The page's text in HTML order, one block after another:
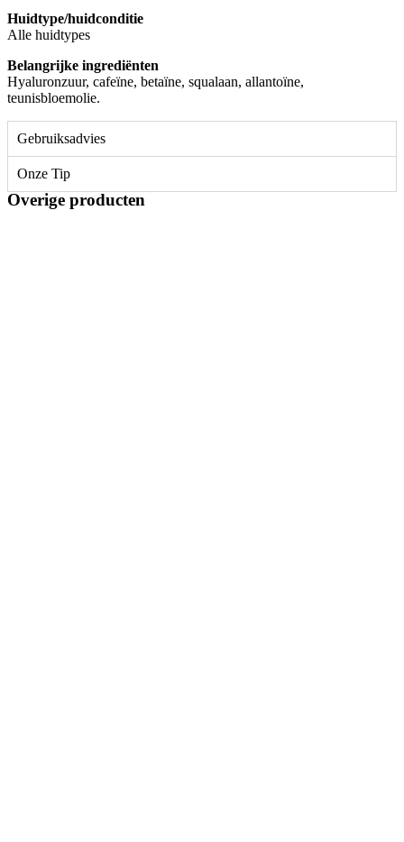
Huidtype/huidconditie
Alle huidtypes
Belangrijke ingrediënten
Hyaluronzuur, cafeïne, betaïne, squalaan, allantoïne,
teunisbloemolie.
Gebruiksadvies
Onze Tip
Overige producten